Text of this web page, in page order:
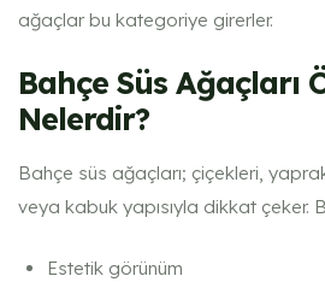
ağaçlar bu kategoriye girerler.
Bahçe Süs Ağaçları
Nelerdir?
Bahçe süs ağaçları; çiçekleri,
veya kabuk yapısıyla dikkat çeker.
Estetik görünüm